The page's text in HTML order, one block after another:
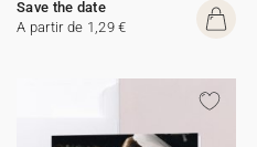
Save the date
A partir de 1,29 €